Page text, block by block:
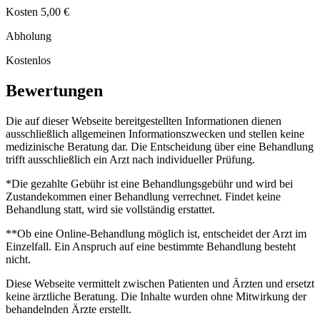
Kosten 5,00 €
Abholung
Kostenlos
Bewertungen
Die auf dieser Webseite bereitgestellten Informationen dienen
ausschließlich allgemeinen Informationszwecken und stellen keine
medizinische Beratung dar. Die Entscheidung über eine Behandlung
trifft ausschließlich ein Arzt nach individueller Prüfung.
*Die gezahlte Gebühr ist eine Behandlungsgebühr und wird bei
Zustandekommen einer Behandlung verrechnet. Findet keine
Behandlung statt, wird sie vollständig erstattet.
**Ob eine Online-Behandlung möglich ist, entscheidet der Arzt im
Einzelfall. Ein Anspruch auf eine bestimmte Behandlung besteht
nicht.
Diese Webseite vermittelt zwischen Patienten und Ärzten und ersetzt
keine ärztliche Beratung. Die Inhalte wurden ohne Mitwirkung der
behandelnden Ärzte erstellt.